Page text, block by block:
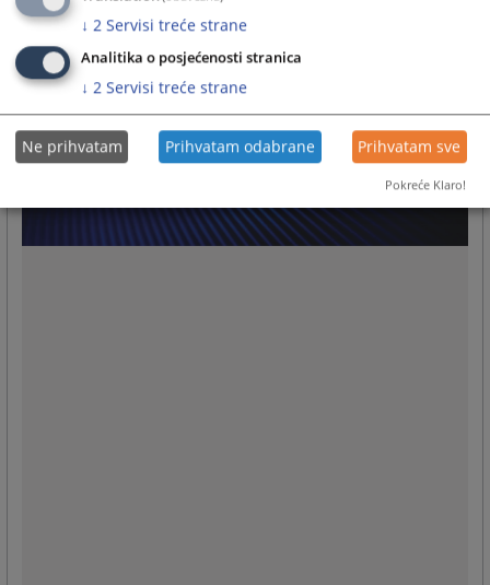
↓ 2 Servisi treće strane
Analitika o posjećenosti stranica
↓ 2 Servisi treće strane
Ne prihvatam Prihvatam odabrane Prihvatam sve
Pokreće Klaro!